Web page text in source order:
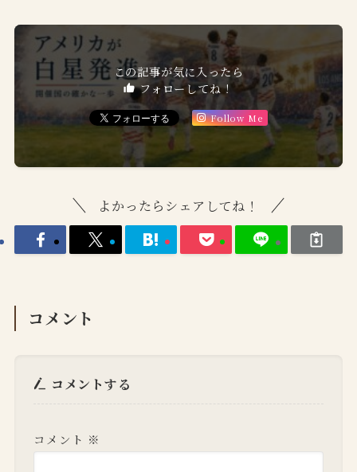
この記事が気に入ったら
フォローしてね！
Follow Me
よかったらシェアしてね！
コメント
コメントする
コメント ※